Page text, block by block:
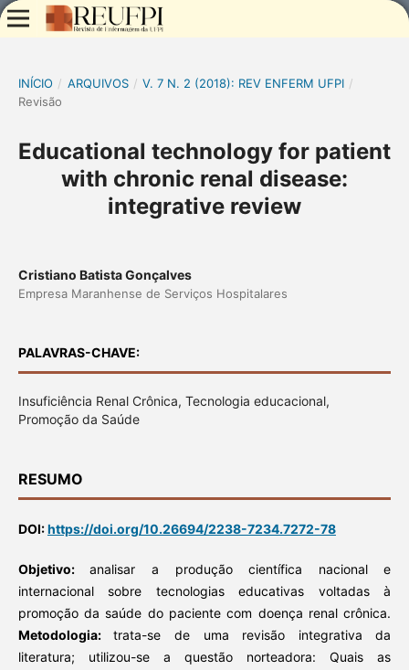
INÍCIO / ARQUIVOS / V. 7 N. 2 (2018): REV ENFERM UFPI /
Revisão
Educational technology for patient
with chronic renal disease:
integrative review
Cristiano Batista Gonçalves
Empresa Maranhense de Serviços Hospitalares
PALAVRAS-CHAVE:
Insuficiência Renal Crônica, Tecnologia educacional,
Promoção da Saúde
RESUMO
DOI:https://doi.org/10.26694/2238-7234.7272-78
Objetivo:analisar a produção científica nacional e
internacional sobre tecnologias educativas voltadas à
promoção da saúde do paciente com doença renal crônica.
Metodologia:trata-se de uma revisão integrativa da
literatura; utilizou-se a questão norteadora: Quais as